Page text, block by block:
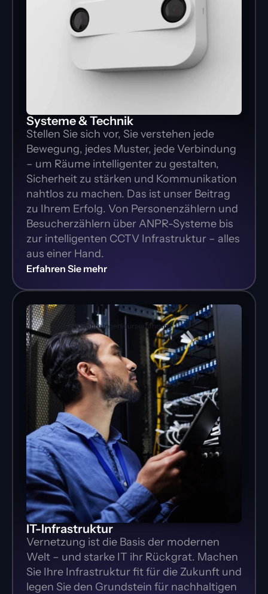
Systeme & Technik
Stellen Sie sich vor, Sie verstehen jede
Bewegung, jedes Muster, jede Verbindung
– um Räume intelligenter zu gestalten,
Sicherheit zu stärken und Kommunikation
nahtlos zu machen. Das ist unser Beitrag
zu Ihrem Erfolg. Von Personenzählern und
Besucherzählern über ANPR-Systeme bis
zur intelligenten CCTV Infrastruktur – alles
aus einer Hand.
Erfahren Sie mehr
Über 30 Jahre Ingenieurserfahrung
IT-Infrastruktur
Vernetzung ist die Basis der modernen
Welt – und starke IT ihr Rückgrat. Machen
Sie Ihre Infrastruktur fit für die Zukunft und
legen Sie den Grundstein für nachhaltigen